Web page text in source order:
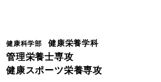
健康科学部 健康栄養学科
管理栄養士専攻
健康スポーツ栄養専攻